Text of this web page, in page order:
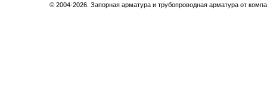
© 2004-2026. Запорная арматура и трубопроводная арматура от